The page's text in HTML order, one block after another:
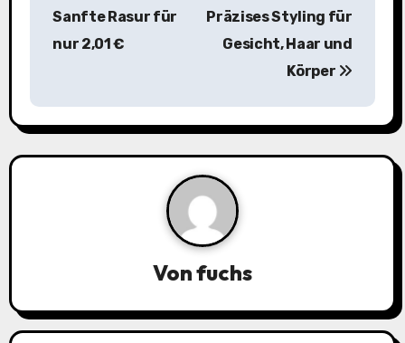
a
g
i
Sanfte Rasur für
nur 2,01 €
Präzises Styling für
Gesicht, Haar und
Körper
Vonfuchs